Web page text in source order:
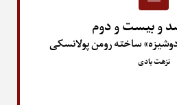
و بیست و دوم
ساخته رومن پولانسکی
نزهت بادی